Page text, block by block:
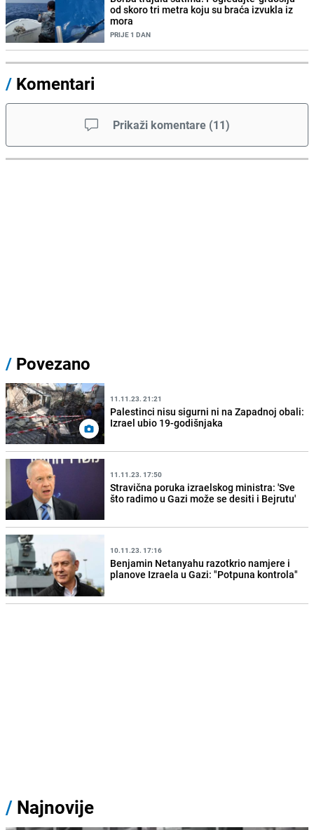
od skoro tri metra koju su braća izvukla iz
mora
PRIJE 1 DAN
/ Komentari
Prikaži komentare (11)
/ Povezano
11.11.23. 21:21
Palestinci nisu sigurni ni na Zapadnoj obali:
Izrael ubio 19-godišnjaka
11.11.23. 17:50
Stravična poruka izraelskog ministra: 'Sve
što radimo u Gazi može se desiti i Bejrutu'
10.11.23. 17:16
Benjamin Netanyahu razotkrio namjere i
planove Izraela u Gazi: "Potpuna kontrola"
/ Najnovije